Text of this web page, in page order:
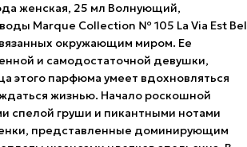
женская, 25 мл Волнующий,
Marque Collection № 105 La Via Est Bel
окружающим миром. Ее
и самодостаточной девушки,
этого парфюма умеет вдохновляться
жизнью. Начало роскошной
спелой груши и пикантными нотами
представленные доминирующим